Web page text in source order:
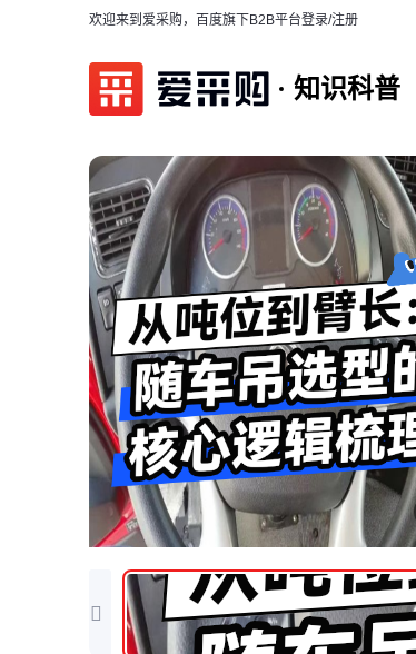
欢迎来到爱采购，百度旗下B2B平台登录/注册
知识科普